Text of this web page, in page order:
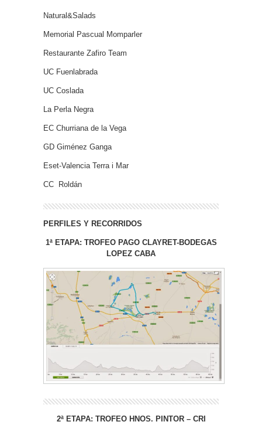
Natural&Salads
Memorial Pascual Momparler
Restaurante Zafiro Team
UC Fuenlabrada
UC Coslada
La Perla Negra
EC Churriana de la Vega
GD Giménez Ganga
Eset-Valencia Terra i Mar
CC Roldán
PERFILES Y RECORRIDOS
1ª ETAPA: TROFEO PAGO CLAYRET-BODEGAS
LOPEZ CABA
2ª ETAPA: TROFEO HNOS. PINTOR – CRI